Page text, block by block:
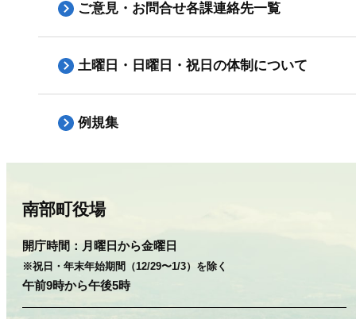
ご意見・お問合せ各課連絡先一覧
土曜日・日曜日・祝日の体制について
例規集
南部町役場
開庁時間： 月曜日から金曜日
※祝日・年末年始期間（12/29〜1/3）を除く
午前9時から午後5時